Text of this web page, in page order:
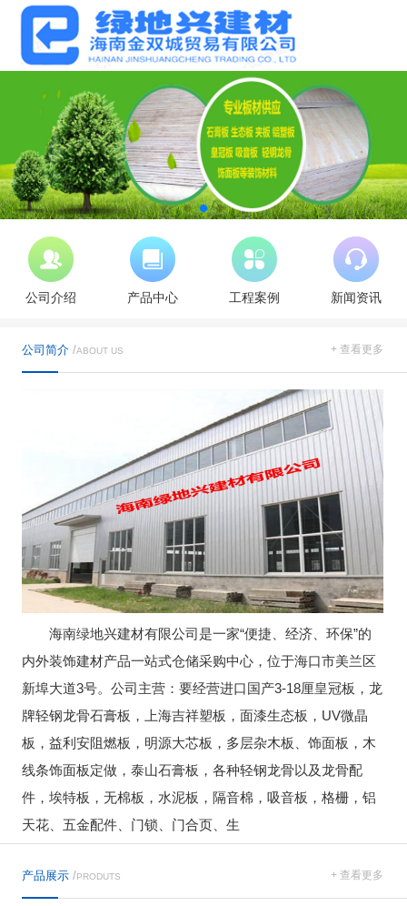
公司介绍 产品中心 工程案例 新闻资讯
公司简介 /ABOUT US + 查看更多
海南绿地兴建材有限公司是一家“便捷、经济、环保”的
内外装饰建材产品一站式仓储采购中心，位于海口市美兰区
新埠大道3号。公司主营：要经营进口国产3-18厘皇冠板，龙
牌轻钢龙骨石膏板，上海吉祥塑板，面漆生态板，UV微晶
板，益利安阻燃板，明源大芯板，多层杂木板、饰面板，木
线条饰面板定做，泰山石膏板，各种轻钢龙骨以及龙骨配
件，埃特板，无棉板，水泥板，隔音棉，吸音板，格栅，铝
天花、五金配件、门锁、门合页、生
产品展示 /PRODUTS + 查看更多